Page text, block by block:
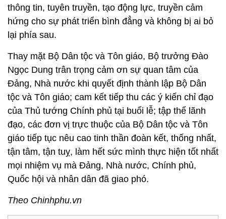
thông tin, tuyên truyền, tạo động lực, truyền cảm
hứng cho sự phát triển bình đẳng và không bị ai bỏ
lại phía sau.
Thay mặt Bộ Dân tộc và Tôn giáo, Bộ trưởng Đào
Ngọc Dung trân trọng cảm ơn sự quan tâm của
Đảng, Nhà nước khi quyết định thành lập Bộ Dân
tộc và Tôn giáo; cam kết tiếp thu các ý kiến chỉ đạo
của Thủ tướng Chính phủ tại buổi lễ; tập thể lãnh
đạo, các đơn vị trực thuộc của Bộ Dân tộc và Tôn
giáo tiếp tục nêu cao tinh thần đoàn kết, thống nhất,
tận tâm, tận tuỵ, làm hết sức mình thực hiện tốt nhất
mọi nhiệm vụ mà Đảng, Nhà nước, Chính phủ,
Quốc hội và nhân dân đã giao phó.
Theo Chinhphu.vn